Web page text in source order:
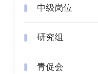
中级岗位
研究组
青促会